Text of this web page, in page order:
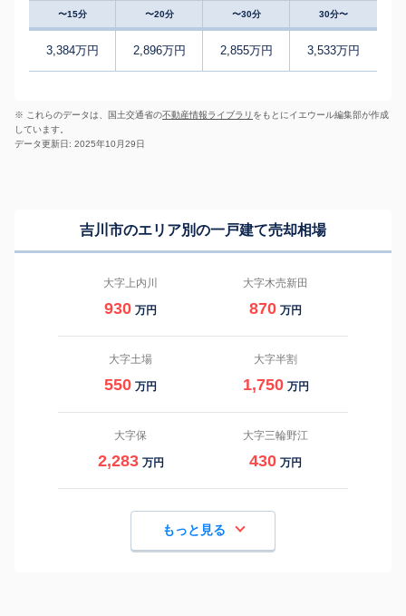
〜15分 〜20分 〜30分 30分〜
3,384万円 2,896万円 2,855万円 3,533万円
※ これらのデータは、国土交通省の不動産情報ライブラリ をもとにイエウール編集部が作成
しています。
データ更新日: 2025年10月29日
吉川市のエリア別の一戸建て売却相場
大字上内川
930 万円
大字木売新田
870 万円
大字土場
550 万円
大字半割
1,750 万円
大字保
2,283 万円
大字三輪野江
430 万円
もっと見る